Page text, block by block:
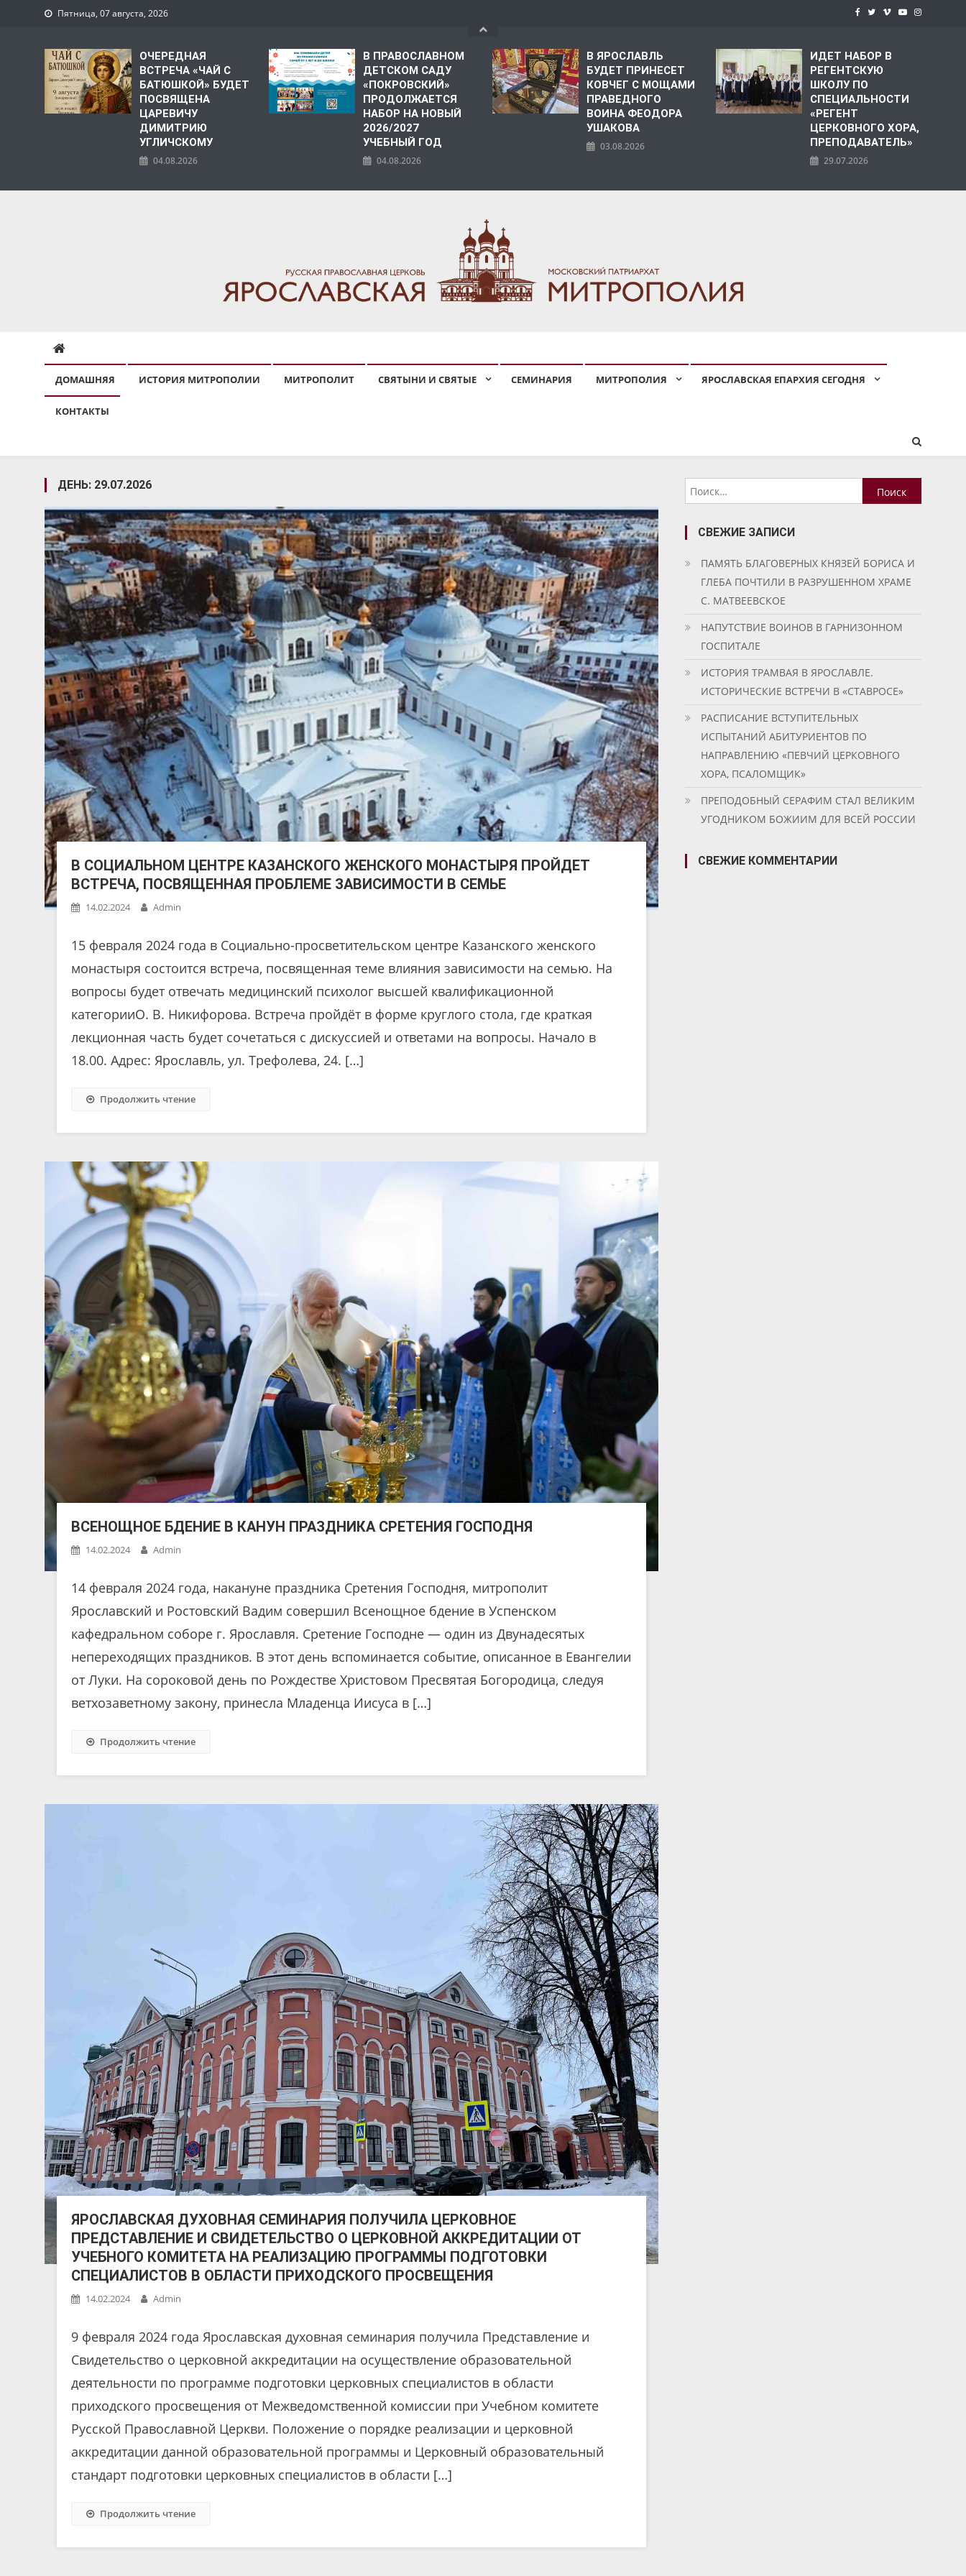
Пятница, 07 августа, 2026
ОЧЕРЕДНАЯ
ВСТРЕЧА «ЧАЙ С
БАТЮШКОЙ» БУДЕТ
ПОСВЯЩЕНА
ЦАРЕВИЧУ
ДИМИТРИЮ
УГЛИЧСКОМУ
04.08.2026
В ПРАВОСЛАВНОМ
ДЕТСКОМ САДУ
«ПОКРОВСКИЙ»
ПРОДОЛЖАЕТСЯ
НАБОР НА НОВЫЙ
2026/2027
УЧЕБНЫЙ ГОД
04.08.2026
В ЯРОСЛАВЛЬ
БУДЕТ ПРИНЕСЕТ
КОВЧЕГ С МОЩАМИ
ПРАВЕДНОГО
ВОИНА ФЕОДОРА
УШАКОВА
03.08.2026
ИДЕТ НАБОР В
РЕГЕНТСКУЮ
ШКОЛУ ПО
СПЕЦИАЛЬНОСТИ
«РЕГЕНТ
ЦЕРКОВНОГО ХОРА,
ПРЕПОДАВАТЕЛЬ»
29.07.2026
ДОМАШНЯЯ ИСТОРИЯ МИТРОПОЛИИ МИТРОПОЛИТ СВЯТЫНИ И СВЯТЫЕ СЕМИНАРИЯ МИТРОПОЛИЯ ЯРОСЛАВСКАЯ ЕПАРХИЯ СЕГОДНЯ
КОНТАКТЫ
ДЕНЬ: 29.07.2026
В СОЦИАЛЬНОМ ЦЕНТРЕ КАЗАНСКОГО ЖЕНСКОГО МОНАСТЫРЯ ПРОЙДЕТ
ВСТРЕЧА, ПОСВЯЩЕННАЯ ПРОБЛЕМЕ ЗАВИСИМОСТИ В СЕМЬЕ
14.02.2024 Admin
15 февраля 2024 года в Социально-просветительском центре Казанского женского
монастыря состоится встреча, посвященная теме влияния зависимости на семью. На
вопросы будет отвечать медицинский психолог высшей квалификационной
категорииО. В. Никифорова. Встреча пройдёт в форме круглого стола, где краткая
лекционная часть будет сочетаться с дискуссией и ответами на вопросы. Начало в
18.00. Адрес: Ярославль, ул. Трефолева, 24. […]
Продолжить чтение
ВСЕНОЩНОЕ БДЕНИЕ В КАНУН ПРАЗДНИКА СРЕТЕНИЯ ГОСПОДНЯ
14.02.2024 Admin
14 февраля 2024 года, накануне праздника Сретения Господня, митрополит
Ярославский и Ростовский Вадим совершил Всенощное бдение в Успенском
кафедральном соборе г. Ярославля. Сретение Господне — один из Двунадесятых
непереходящих праздников. В этот день вспоминается событие, описанное в Евангелии
от Луки. На сороковой день по Рождестве Христовом Пресвятая Богородица, следуя
ветхозаветному закону, принесла Младенца Иисуса в […]
Продолжить чтение
ЯРОСЛАВСКАЯ ДУХОВНАЯ СЕМИНАРИЯ ПОЛУЧИЛА ЦЕРКОВНОЕ
ПРЕДСТАВЛЕНИЕ И СВИДЕТЕЛЬСТВО О ЦЕРКОВНОЙ АККРЕДИТАЦИИ ОТ
УЧЕБНОГО КОМИТЕТА НА РЕАЛИЗАЦИЮ ПРОГРАММЫ ПОДГОТОВКИ
СПЕЦИАЛИСТОВ В ОБЛАСТИ ПРИХОДСКОГО ПРОСВЕЩЕНИЯ
14.02.2024 Admin
9 февраля 2024 года Ярославская духовная семинария получила Представление и
Свидетельство о церковной аккредитации на осуществление образовательной
деятельности по программе подготовки церковных специалистов в области
приходского просвещения от Межведомственной комиссии при Учебном комитете
Русской Православной Церкви. Положение о порядке реализации и церковной
аккредитации данной образовательной программы и Церковный образовательный
стандарт подготовки церковных специалистов в области […]
Продолжить чтение
Найти:
СВЕЖИЕ ЗАПИСИ
ПАМЯТЬ БЛАГОВЕРНЫХ КНЯЗЕЙ БОРИСА И
ГЛЕБА ПОЧТИЛИ В РАЗРУШЕННОМ ХРАМЕ
С. МАТВЕЕВСКОЕ
НАПУТСТВИЕ ВОИНОВ В ГАРНИЗОННОМ
ГОСПИТАЛЕ
ИСТОРИЯ ТРАМВАЯ В ЯРОСЛАВЛЕ.
ИСТОРИЧЕСКИЕ ВСТРЕЧИ В «СТАВРОСЕ»
РАСПИСАНИЕ ВСТУПИТЕЛЬНЫХ
ИСПЫТАНИЙ АБИТУРИЕНТОВ ПО
НАПРАВЛЕНИЮ «ПЕВЧИЙ ЦЕРКОВНОГО
ХОРА, ПСАЛОМЩИК»
ПРЕПОДОБНЫЙ СЕРАФИМ СТАЛ ВЕЛИКИМ
УГОДНИКОМ БОЖИИМ ДЛЯ ВСЕЙ РОССИИ
СВЕЖИЕ КОММЕНТАРИИ